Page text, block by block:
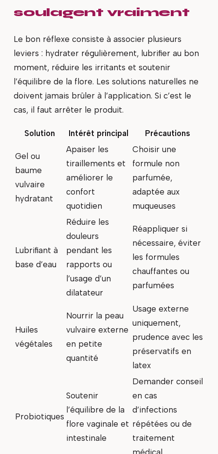
soulagent vraiment
Le bon réflexe consiste à associer plusieurs
leviers : hydrater régulièrement, lubrifier au bon
moment, réduire les irritants et soutenir
l’équilibre de la flore. Les solutions naturelles ne
doivent jamais brûler à l’application. Si c’est le
cas, il faut arrêter le produit.
Solution Intérêt principal Précautions
Gel ou
baume
vulvaire
hydratant
Apaiser les
tiraillements et
améliorer le
confort
quotidien
Choisir une
formule non
parfumée,
adaptée aux
muqueuses
Lubrifiant à
base d’eau
Réduire les
douleurs
pendant les
rapports ou
l’usage d’un
dilatateur
Réappliquer si
nécessaire, éviter
les formules
chauffantes ou
parfumées
Huiles
végétales
Nourrir la peau
vulvaire externe
en petite
quantité
Usage externe
uniquement,
prudence avec les
préservatifs en
latex
Probiotiques
Soutenir
l’équilibre de la
flore vaginale et
intestinale
Demander conseil
en cas
d’infections
répétées ou de
traitement